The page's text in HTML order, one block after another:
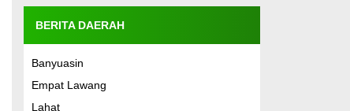
BERITA DAERAH
Banyuasin
Empat Lawang
Lahat